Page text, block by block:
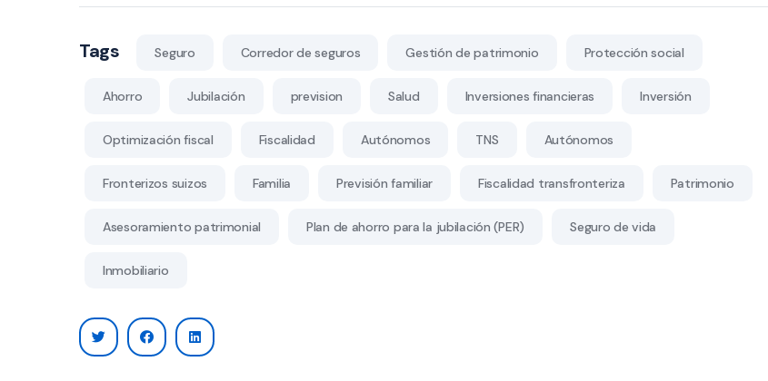
Tags Seguro Corredor de seguros Gestión de patrimonio Protección social
Ahorro Jubilación prevision Salud Inversiones financieras Inversión
Optimización fiscal Fiscalidad Autónomos TNS Autónomos
Fronterizos suizos Familia Previsión familiar Fiscalidad transfronteriza Patrimonio
Asesoramiento patrimonial Plan de ahorro para la jubilación (PER) Seguro de vida
Inmobiliario